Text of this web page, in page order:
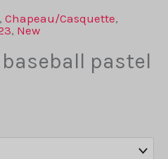
, Chapeau/Casquette,
, New
pastel